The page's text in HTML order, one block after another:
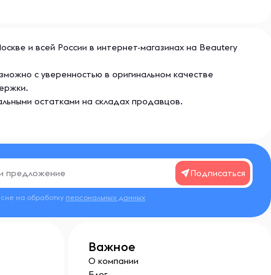
и всей России в интернет-магазинах на Beautery
с уверенностью в оригинальном качестве
остатками на складах продавцов.
Подписаться
на обработку персональных данных
Важное
О компании